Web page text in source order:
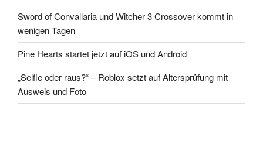
Sword of Convallaria und Witcher 3 Crossover kommt in
wenigen Tagen
Pine Hearts startet jetzt auf iOS und Android
„Selfie oder raus?“ – Roblox setzt auf Altersprüfung mit
Ausweis und Foto